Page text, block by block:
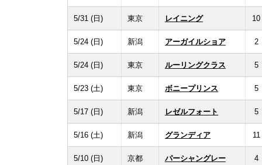
5/31 (日) 東京 レイニング 10
5/24 (日) 新潟 アーガイルショア 2
5/24 (日) 東京 ルーリングクラス 5
5/23 (土) 東京 ボニープリンス 5
5/17 (日) 新潟 レゼルフォート 5
5/16 (土) 新潟 グランディア 11
5/10 (日) 京都 パーシャングレー 4